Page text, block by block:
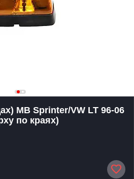
MB Sprinter/VW LT 96-06
по краях)